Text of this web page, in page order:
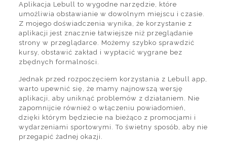
Aplikacja Lebull to wygodne narzędzie, które
umożliwia obstawianie w dowolnym miejscu i czasie.
Z mojego doświadczenia wynika, że korzystanie z
aplikacji jest znacznie łatwiejsze niż przeglądanie
strony w przeglądarce. Możemy szybko sprawdzić
kursy, obstawić zakład i wypłacić wygrane bez
zbędnych formalności.
Jednak przed rozpoczęciem korzystania z Lebull app,
warto upewnić się, że mamy najnowszą wersję
aplikacji, aby uniknąć problemów z działaniem. Nie
zapomnijcie również o włączeniu powiadomień,
dzięki którym będziecie na bieżąco z promocjami i
wydarzeniami sportowymi. To świetny sposób, aby nie
przegapić żadnej okazji.